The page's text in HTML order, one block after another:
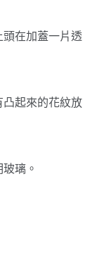
在加蓋一片透
起來的花紋放
璃。